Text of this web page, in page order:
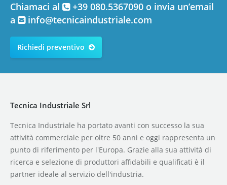
Chiamaci al
+39 080.5367090 o invia un’email
a
info@tecnicaindustriale.com
Richiedi preventivo
Tecnica Industriale Srl
Tecnica Industriale ha portato avanti con successo la sua
attività commerciale per oltre 50 anni e oggi rappresenta un
punto di riferimento per l'Europa. Grazie alla sua attività di
ricerca e selezione di produttori affidabili e qualificati è il
partner ideale al servizio dell'industria.